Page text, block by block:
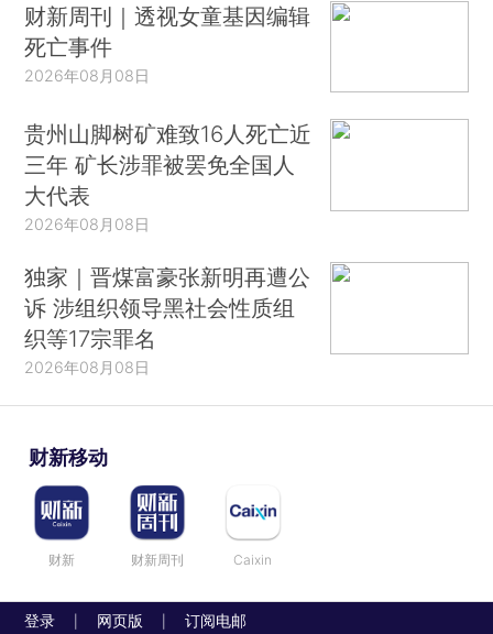
财新周刊｜透视女童基因编辑
死亡事件
2026年08月08日
贵州山脚树矿难致16人死亡近
三年 矿长涉罪被罢免全国人
大代表
2026年08月08日
独家｜晋煤富豪张新明再遭公
诉 涉组织领导黑社会性质组
织等17宗罪名
2026年08月08日
财新移动
财新 财新周刊 Caixin
登录 网页版 订阅电邮